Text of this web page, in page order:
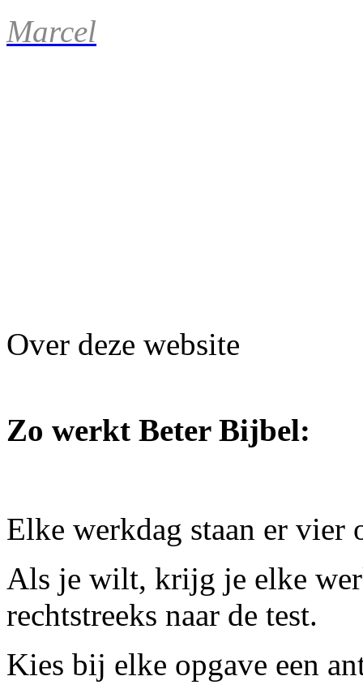
Marcel
Over deze website
Zo werkt Beter Bijbel:
Elke werkdag staan er vier
Als je wilt, krijg je elke
rechtstreeks naar de test.
Kies bij elke opgave een